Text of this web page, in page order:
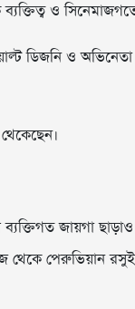
ও
ডিজনি ও
জায়গা
থেকে পেরুভিয়ান